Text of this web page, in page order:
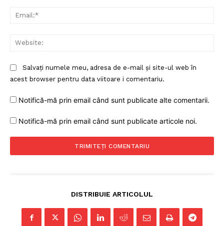
Salvați numele meu, adresa de e-mail și site-ul web în
acest browser pentru data viitoare i comentariu.
Notifică-mă prin email când sunt publicate alte comentarii.
Notifică-mă prin email când sunt publicate articole noi.
DISTRIBUIE ARTICOLUL